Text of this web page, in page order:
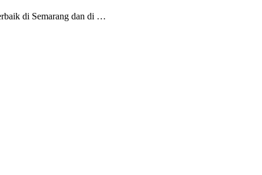
di Semarang dan di …